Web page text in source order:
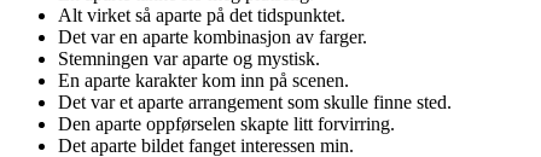
Alt virket så aparte på det tidspunktet.
Det var en aparte kombinasjon av farger.
Stemningen var aparte og mystisk.
En aparte karakter kom inn på scenen.
Det var et aparte arrangement som skulle finne sted.
Den aparte oppførselen skapte litt forvirring.
Det aparte bildet fanget interessen min.